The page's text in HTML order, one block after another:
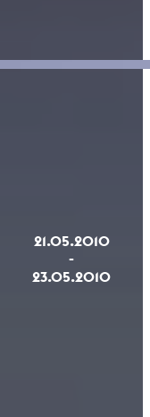
21.05.2010
-
23.05.2010